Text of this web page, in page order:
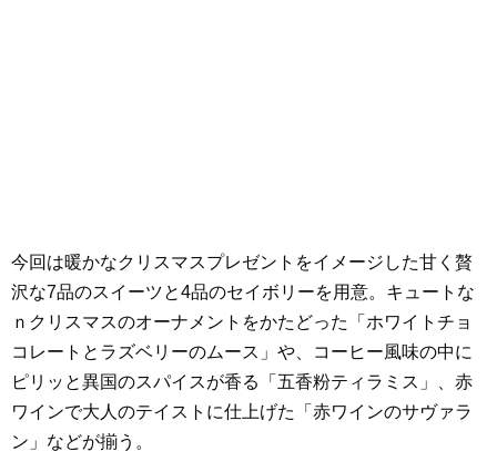
今回は暖かなクリスマスプレゼントをイメージした甘く贅
沢な7品のスイーツと4品のセイボリーを用意。キュートな
ｎクリスマスのオーナメントをかたどった「ホワイトチョ
コレートとラズベリーのムース」や、コーヒー風味の中に
ピリッと異国のスパイスが香る「五香粉ティラミス」、赤
ワインで大人のテイストに仕上げた「赤ワインのサヴァラ
ン」などが揃う。